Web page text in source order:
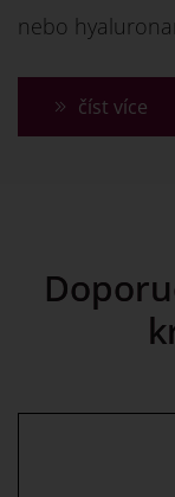
nebo
číst více